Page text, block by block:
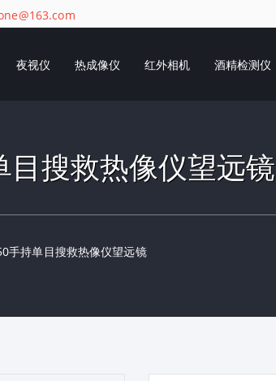
夜视仪 热成像仪 红外相机 酒精检测仪
目搜救热像仪望远镜
手持单目搜救热像仪望远镜